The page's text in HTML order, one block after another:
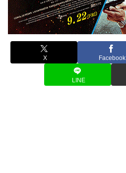
X Facebook
LINE